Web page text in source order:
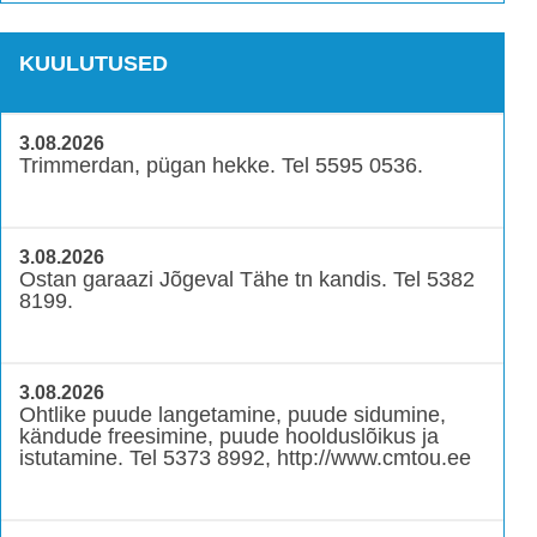
KUULUTUSED
3.08.2026
Trimmerdan, pügan hekke. Tel 5595 0536.
3.08.2026
Ostan garaazi Jõgeval Tähe tn kandis. Tel 5382
8199.
3.08.2026
Ohtlike puude langetamine, puude sidumine,
kändude freesimine, puude hoolduslõikus ja
istutamine. Tel 5373 8992, http://www.cmtou.ee